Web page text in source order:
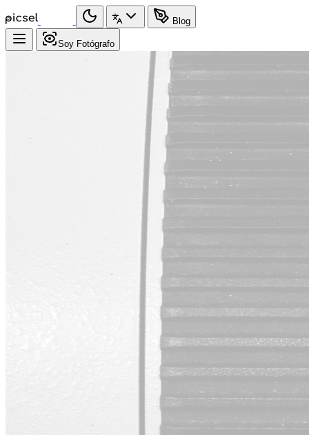
Blog
Soy Fotógrafo